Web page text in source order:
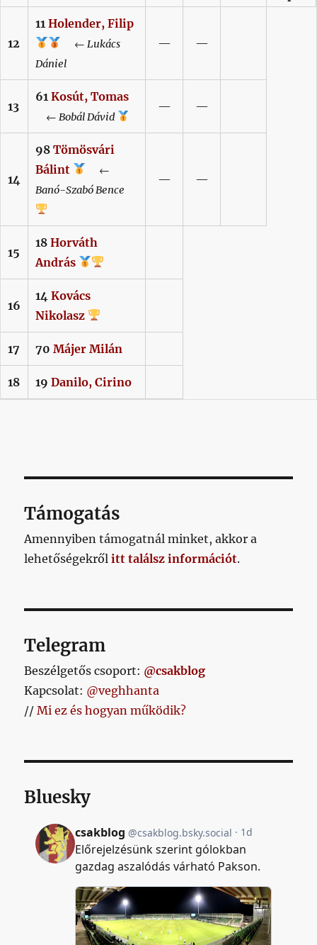
12
11 Holender, Filip
← Lukács
Dániel
— —
13
61 Kosút, Tomas
← Bobál Dávid
— —
14
98 Tömösvári
Bálint
←
Banó-Szabó Bence
— —
15
18 Horváth
András
16
14 Kovács
Nikolasz
17 70 Májer Milán
18 19 Danilo, Cirino
Támogatás
Amennyiben támogatnál minket, akkor a
lehetőségekrőlitt találsz információt.
Telegram
Beszélgetős csoport: @csakblog
Kapcsolat: @veghhanta
//Mi ez és hogyan működik?
Bluesky